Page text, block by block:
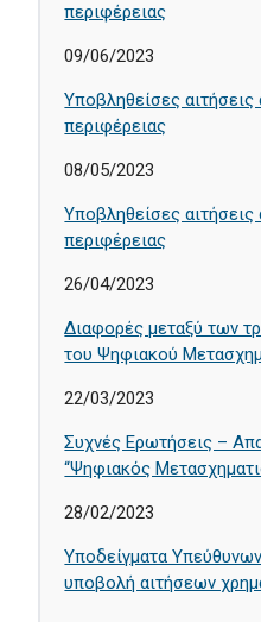
περιφέρειας
09/06/2023
Υποβληθείσες αιτήσεις
περιφέρειας
08/05/2023
Υποβληθείσες αιτήσεις
περιφέρειας
26/04/2023
Διαφορές μεταξύ των
του Ψηφιακού
22/03/2023
Συχνές Ερωτήσεις –
“Ψηφιακός
28/02/2023
Υποδείγματα
υποβολή αιτήσεων